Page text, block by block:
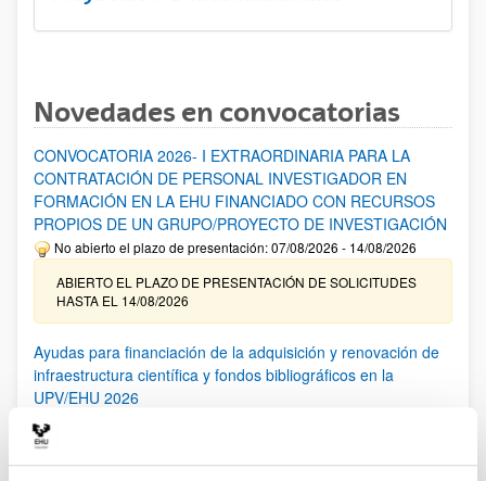
Novedades en convocatorias
CONVOCATORIA 2026- I EXTRAORDINARIA PARA LA
CONTRATACIÓN DE PERSONAL INVESTIGADOR EN
FORMACIÓN EN LA EHU FINANCIADO CON RECURSOS
PROPIOS DE UN GRUPO/PROYECTO DE INVESTIGACIÓN
No abierto el plazo de presentación: 07/08/2026 - 14/08/2026
ABIERTO EL PLAZO DE PRESENTACIÓN DE SOLICITUDES
HASTA EL 14/08/2026
Ayudas para financiación de la adquisición y renovación de
infraestructura científica y fondos bibliográficos en la
UPV/EHU 2026